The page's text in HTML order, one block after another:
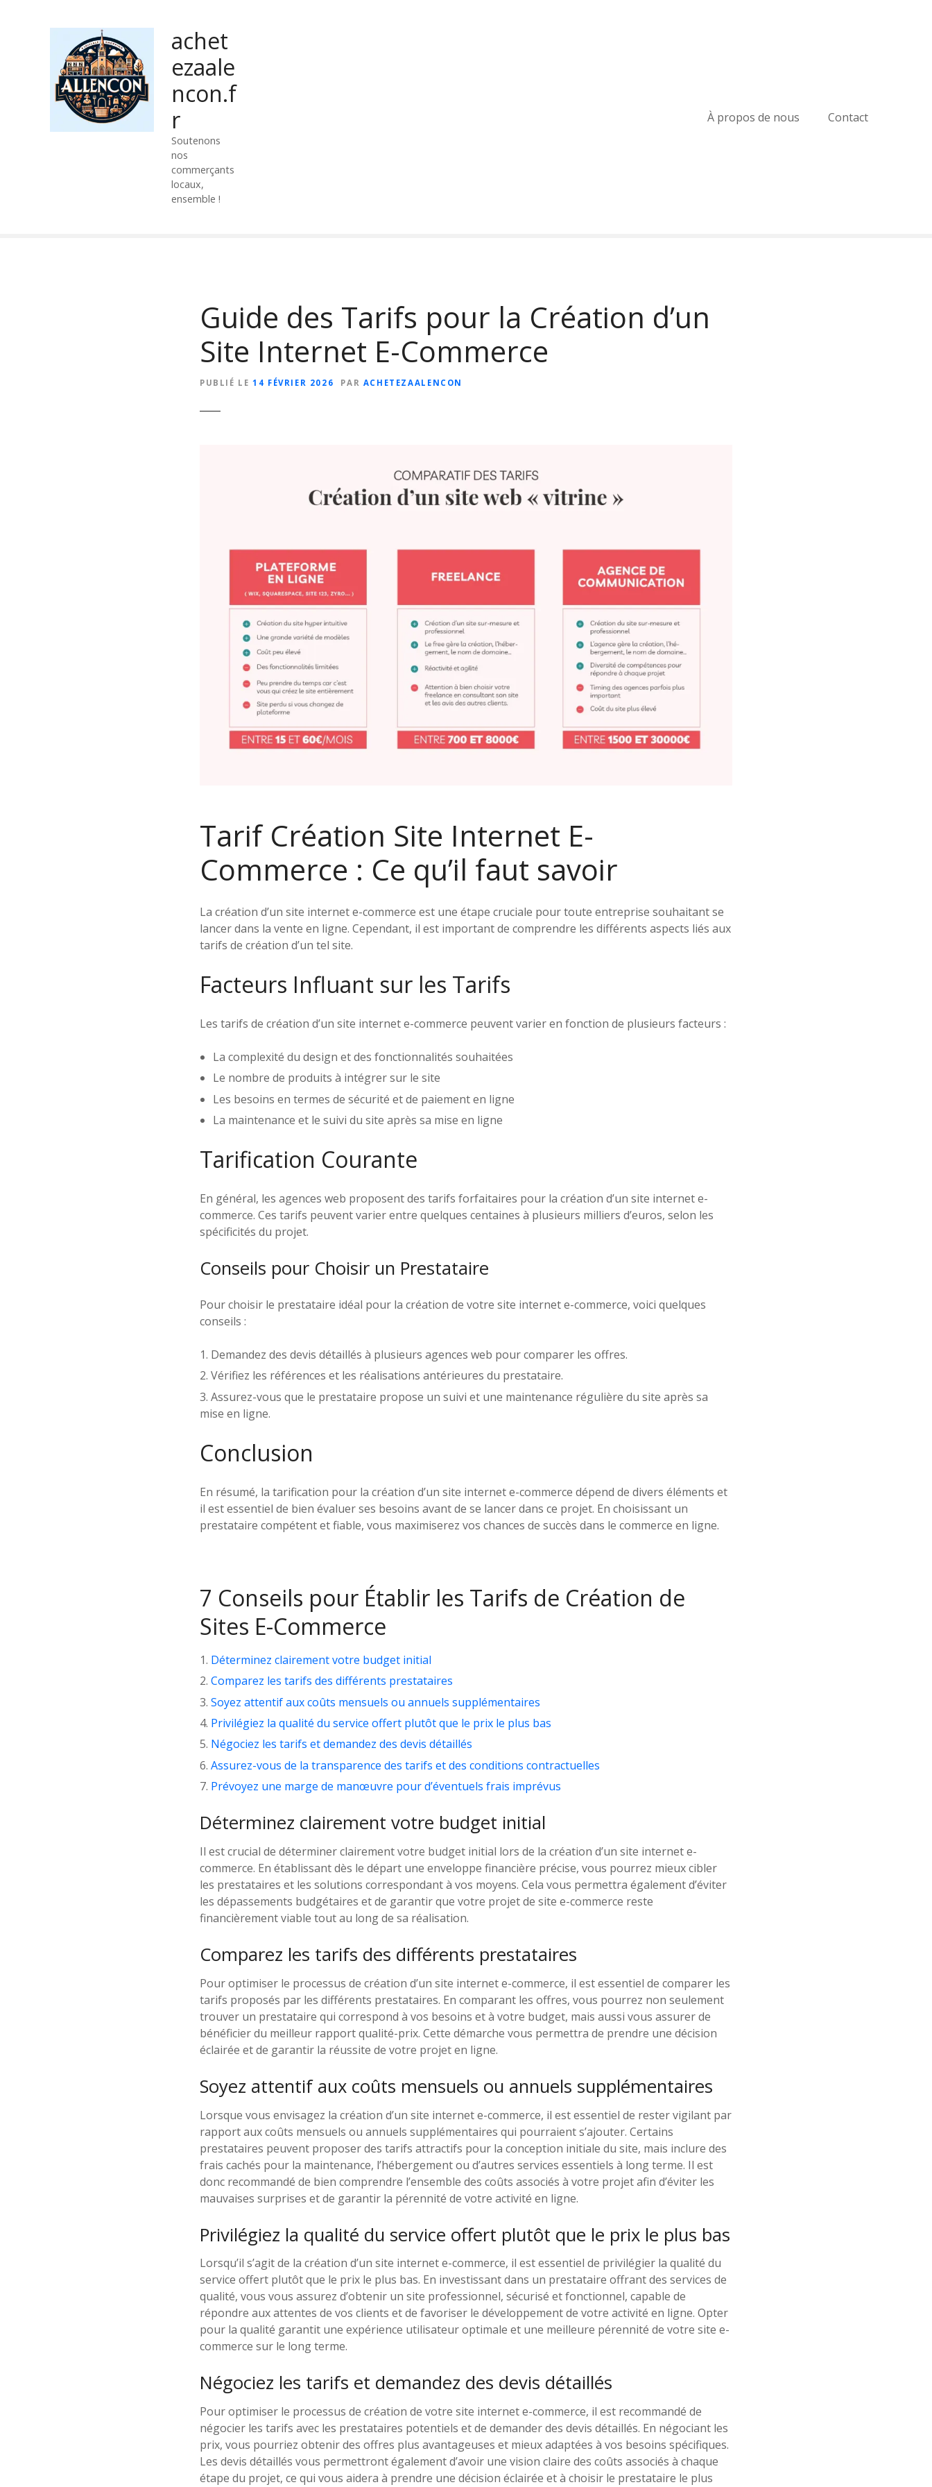
achet
ezaale
ncon.f
r
Soutenons
nos
commerçants
locaux,
ensemble !
À propos de nous Contact
Guide des Tarifs pour la Création d’un
Site Internet E-Commerce
PUBLIÉ LE 14 FÉVRIER 2026 PAR ACHETEZAALENCON
Tarif Création Site Internet E-
Commerce : Ce qu’il faut savoir
La création d’un site internet e-commerce est une étape cruciale pour toute entreprise souhaitant se
lancer dans la vente en ligne. Cependant, il est important de comprendre les différents aspects liés aux
tarifs de création d’un tel site.
Facteurs Influant sur les Tarifs
Les tarifs de création d’un site internet e-commerce peuvent varier en fonction de plusieurs facteurs :
La complexité du design et des fonctionnalités souhaitées
Le nombre de produits à intégrer sur le site
Les besoins en termes de sécurité et de paiement en ligne
La maintenance et le suivi du site après sa mise en ligne
Tarification Courante
En général, les agences web proposent des tarifs forfaitaires pour la création d’un site internet e-
commerce. Ces tarifs peuvent varier entre quelques centaines à plusieurs milliers d’euros, selon les
spécificités du projet.
Conseils pour Choisir un Prestataire
Pour choisir le prestataire idéal pour la création de votre site internet e-commerce, voici quelques
conseils :
Demandez des devis détaillés à plusieurs agences web pour comparer les offres.
Vérifiez les références et les réalisations antérieures du prestataire.
Assurez-vous que le prestataire propose un suivi et une maintenance régulière du site après sa
mise en ligne.
Conclusion
En résumé, la tarification pour la création d’un site internet e-commerce dépend de divers éléments et
il est essentiel de bien évaluer ses besoins avant de se lancer dans ce projet. En choisissant un
prestataire compétent et fiable, vous maximiserez vos chances de succès dans le commerce en ligne.
7 Conseils pour Établir les Tarifs de Création de
Sites E-Commerce
Déterminez clairement votre budget initial
Comparez les tarifs des différents prestataires
Soyez attentif aux coûts mensuels ou annuels supplémentaires
Privilégiez la qualité du service offert plutôt que le prix le plus bas
Négociez les tarifs et demandez des devis détaillés
Assurez-vous de la transparence des tarifs et des conditions contractuelles
Prévoyez une marge de manœuvre pour d’éventuels frais imprévus
Déterminez clairement votre budget initial
Il est crucial de déterminer clairement votre budget initial lors de la création d’un site internet e-
commerce. En établissant dès le départ une enveloppe financière précise, vous pourrez mieux cibler
les prestataires et les solutions correspondant à vos moyens. Cela vous permettra également d’éviter
les dépassements budgétaires et de garantir que votre projet de site e-commerce reste
financièrement viable tout au long de sa réalisation.
Comparez les tarifs des différents prestataires
Pour optimiser le processus de création d’un site internet e-commerce, il est essentiel de comparer les
tarifs proposés par les différents prestataires. En comparant les offres, vous pourrez non seulement
trouver un prestataire qui correspond à vos besoins et à votre budget, mais aussi vous assurer de
bénéficier du meilleur rapport qualité-prix. Cette démarche vous permettra de prendre une décision
éclairée et de garantir la réussite de votre projet en ligne.
Soyez attentif aux coûts mensuels ou annuels supplémentaires
Lorsque vous envisagez la création d’un site internet e-commerce, il est essentiel de rester vigilant par
rapport aux coûts mensuels ou annuels supplémentaires qui pourraient s’ajouter. Certains
prestataires peuvent proposer des tarifs attractifs pour la conception initiale du site, mais inclure des
frais cachés pour la maintenance, l’hébergement ou d’autres services essentiels à long terme. Il est
donc recommandé de bien comprendre l’ensemble des coûts associés à votre projet afin d’éviter les
mauvaises surprises et de garantir la pérennité de votre activité en ligne.
Privilégiez la qualité du service offert plutôt que le prix le plus bas
Lorsqu’il s’agit de la création d’un site internet e-commerce, il est essentiel de privilégier la qualité du
service offert plutôt que le prix le plus bas. En investissant dans un prestataire offrant des services de
qualité, vous vous assurez d’obtenir un site professionnel, sécurisé et fonctionnel, capable de
répondre aux attentes de vos clients et de favoriser le développement de votre activité en ligne. Opter
pour la qualité garantit une expérience utilisateur optimale et une meilleure pérennité de votre site e-
commerce sur le long terme.
Négociez les tarifs et demandez des devis détaillés
Pour optimiser le processus de création de votre site internet e-commerce, il est recommandé de
négocier les tarifs avec les prestataires potentiels et de demander des devis détaillés. En négociant les
prix, vous pourriez obtenir des offres plus avantageuses et mieux adaptées à vos besoins spécifiques.
Les devis détaillés vous permettront également d’avoir une vision claire des coûts associés à chaque
étape du projet, ce qui vous aidera à prendre une décision éclairée et à choisir le prestataire le plus